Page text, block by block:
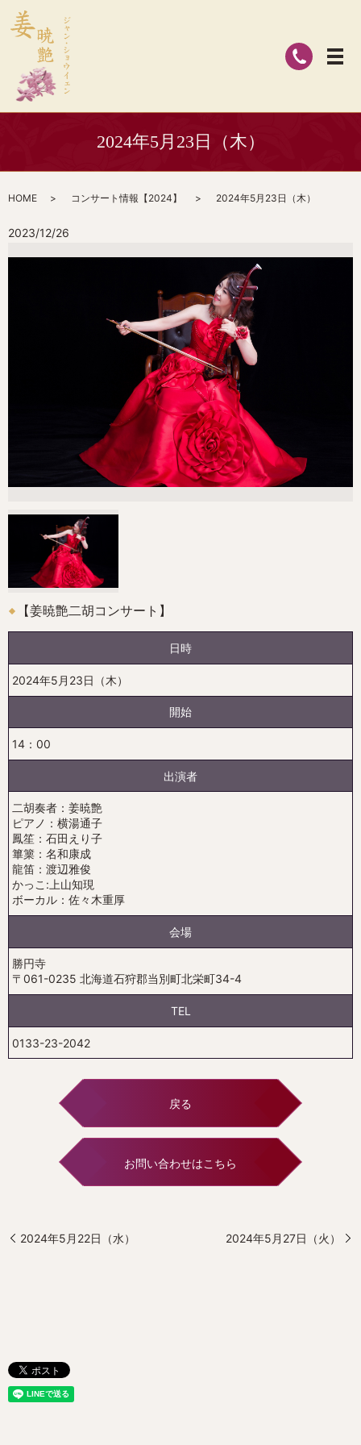
2024年5月23日（木）
HOME コンサート情報【2024】 2024年5月23日（木）
2023/12/26
【姜暁艶二胡コンサート】
日時
2024年5月23日（木）
開始
14：00
出演者
二胡奏者：姜暁艶
ピアノ：横湯通子
鳳笙：石田えり子
篳篥：名和康成
龍笛：渡辺雅俊
かっこ:上山知現
ボーカル：佐々木重厚
会場
勝円寺
〒061-0235 北海道石狩郡当別町北栄町34-4
TEL
0133-23-2042
戻る
お問い合わせはこちら
2024年5月22日（水） 2024年5月27日（火）